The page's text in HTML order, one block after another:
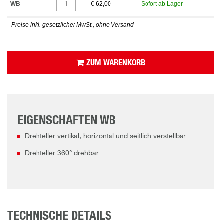
WB € 62,00 Sofort ab Lager
Preise inkl. gesetzlicher MwSt., ohne Versand
ZUM WARENKORB
EIGENSCHAFTEN WB
Drehteller vertikal, horizontal und seitlich verstellbar
Drehteller 360° drehbar
TECHNISCHE DETAILS